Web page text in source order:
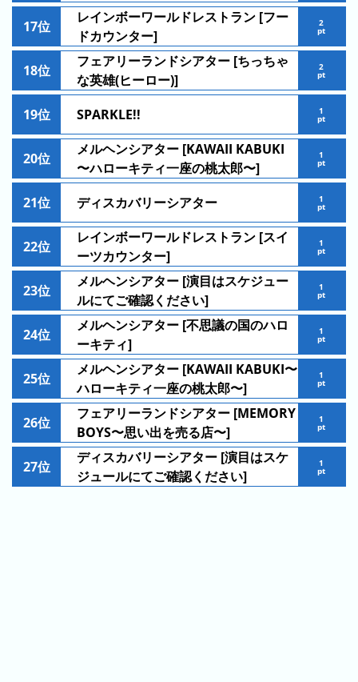
グ
年
の
ラ
ン
キ
ン
グ
混
雑
ラ
ン
キ
今
日
の
ラ
ン
キ
グ
昨
ラ
17位
レインボーワールドレストラン [フー
ドカウンター]
2
pt
18位
フェアリーランドシアター [ちっちゃ
な英雄(ヒーロー)]
2
pt
19位 SPARKLE!! 1
pt
20位
メルヘンシアター [KAWAII KABUKI
〜ハローキティ一座の桃太郎〜]
1
pt
21位 ディスカバリーシアター 1
pt
22位
レインボーワールドレストラン [スイ
ーツカウンター]
1
pt
23位
メルヘンシアター [演目はスケジュー
ルにてご確認ください]
1
pt
24位
メルヘンシアター [不思議の国のハロ
ーキティ]
1
pt
25位
メルヘンシアター [KAWAII KABUKI〜
ハローキティ一座の桃太郎〜]
1
pt
26位
フェアリーランドシアター [MEMORY
BOYS〜思い出を売る店〜]
1
pt
27位
ディスカバリーシアター [演目はスケ
ジュールにてご確認ください]
1
pt